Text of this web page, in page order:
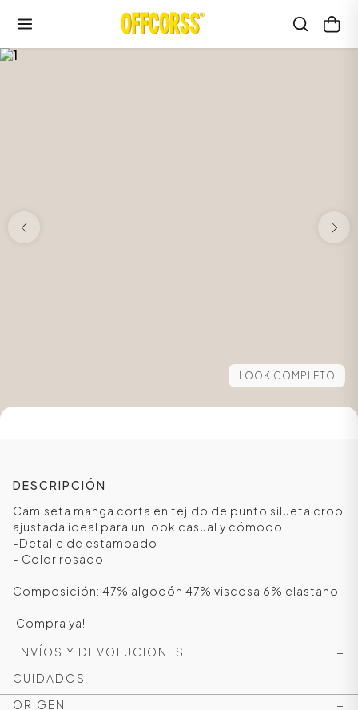
LOOK COMPLETO
DESCRIPCIÓN
Camiseta manga corta en tejido de punto silueta crop
ajustada ideal para un look casual y cómodo.
-Detalle de estampado
- Color rosado
Composición: 47% algodón 47% viscosa 6% elastano.
¡Compra ya!
ENVÍOS Y DEVOLUCIONES
+
CUIDADOS
+
ORIGEN
+